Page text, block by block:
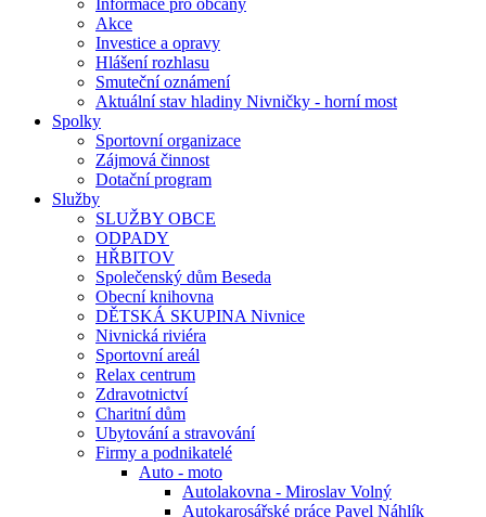
Informace pro občany
Akce
Investice a opravy
Hlášení rozhlasu
Smuteční oznámení
Aktuální stav hladiny Nivničky - horní most
Spolky
Sportovní organizace
Zájmová činnost
Dotační program
Služby
SLUŽBY OBCE
ODPADY
HŘBITOV
Společenský dům Beseda
Obecní knihovna
DĚTSKÁ SKUPINA Nivnice
Nivnická riviéra
Sportovní areál
Relax centrum
Zdravotnictví
Charitní dům
Ubytování a stravování
Firmy a podnikatelé
Auto - moto
Autolakovna - Miroslav Volný
Autokarosářské práce Pavel Náhlík